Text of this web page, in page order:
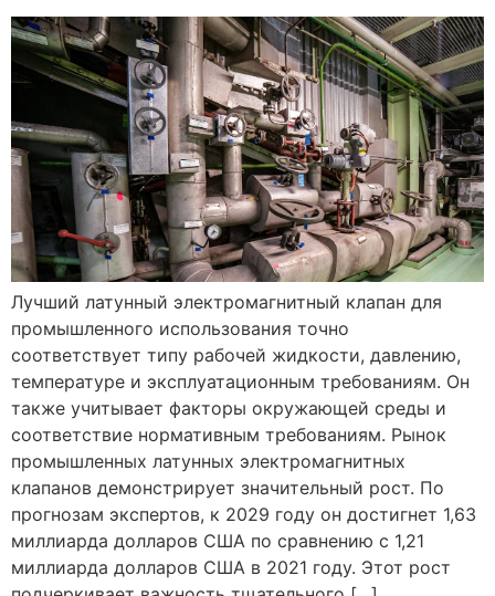
Лучший латунный электромагнитный клапан для
промышленного использования точно
соответствует типу рабочей жидкости, давлению,
температуре и эксплуатационным требованиям. Он
также учитывает факторы окружающей среды и
соответствие нормативным требованиям. Рынок
промышленных латунных электромагнитных
клапанов демонстрирует значительный рост. По
прогнозам экспертов, к 2029 году он достигнет 1,63
миллиарда долларов США по сравнению с 1,21
миллиарда долларов США в 2021 году. Этот рост